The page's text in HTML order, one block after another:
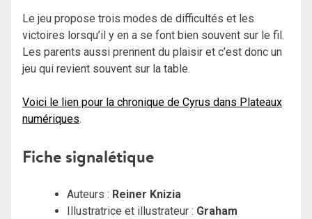
Le jeu propose trois modes de difficultés et les
victoires lorsqu’il y en a se font bien souvent sur le fil.
Les parents aussi prennent du plaisir et c’est donc un
jeu qui revient souvent sur la table.
Voici le lien pour la chronique de Cyrus dans Plateaux
numériques.
Fiche signalétique
Auteurs : Reiner Knizia
Illustratrice et illustrateur : Graham